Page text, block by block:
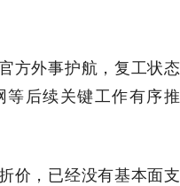
方外事护航，复工状态
后续关键工作有序推
价，已经没有基本面支